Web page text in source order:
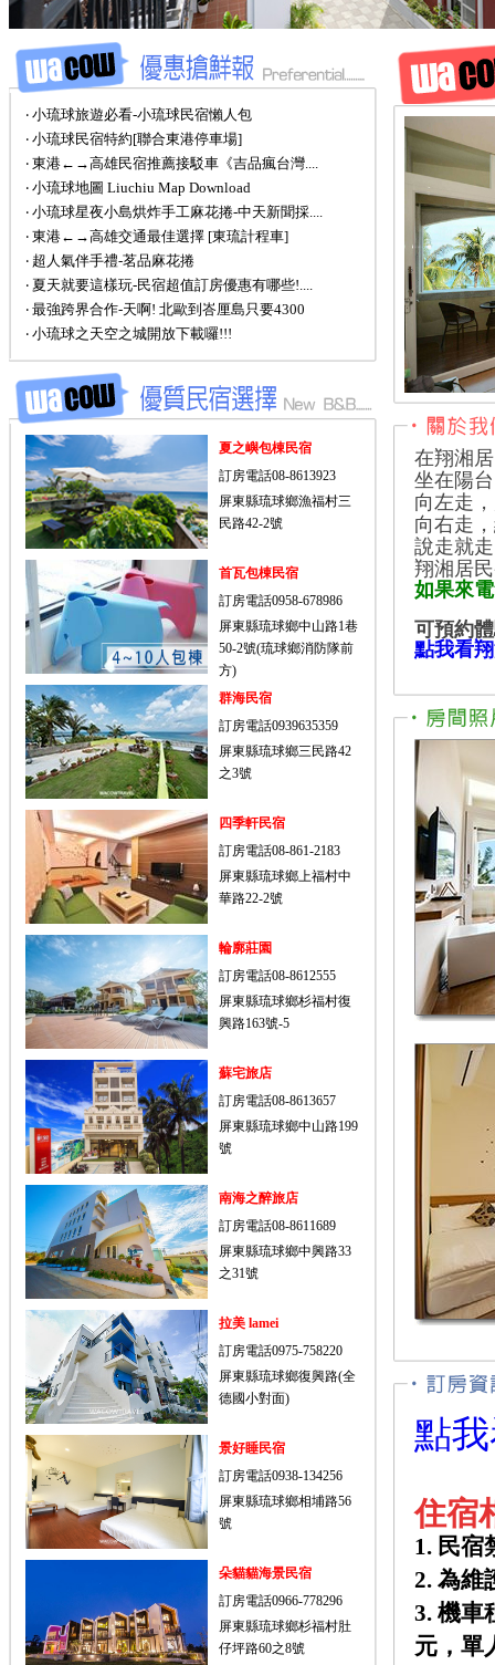
‧ 小琉球旅遊必看-小琉球民宿懶人包
‧ 小琉球民宿特約[聯合東港停車場]
‧ 東港←→高雄民宿推薦接駁車《吉品瘋台灣....
‧ 小琉球地圖 Liuchiu Map Download
‧ 小琉球星夜小島烘炸手工麻花捲-中天新聞採....
‧ 東港←→高雄交通最佳選擇 [東琉計程車]
‧ 超人氣伴手禮-茗品麻花捲
‧ 夏天就要這樣玩-民宿超值訂房優惠有哪些!....
‧ 最強跨界合作-天啊! 北歐到峇厘島只要4300
‧ 小琉球之天空之城開放下載囉!!!
夏之嶼包棟民宿
訂房電話08-8613923
屏東縣琉球鄉漁福村三
民路42-2號
首瓦包棟民宿
訂房電話0958-678986
屏東縣琉球鄉中山路1巷
50-2號(琉球鄉消防隊前
方)
群海民宿
訂房電話0939635359
屏東縣琉球鄉三民路42
之3號
四季軒民宿
訂房電話08-861-2183
屏東縣琉球鄉上福村中
華路22-2號
輪廓莊園
訂房電話08-8612555
屏東縣琉球鄉杉福村復
興路163號-5
蘇宅旅店
訂房電話08-8613657
屏東縣琉球鄉中山路199
號
南海之醉旅店
訂房電話08-8611689
屏東縣琉球鄉中興路33
之31號
拉美 lamei
訂房電話0975-758220
屏東縣琉球鄉復興路(全
德國小對面)
景好睡民宿
訂房電話0938-134256
屏東縣琉球鄉相埔路56
號
朵貓貓海景民宿
訂房電話0966-778296
屏東縣琉球鄉杉福村肚
仔坪路60之8號
在翔湘
坐在陽台
向左走
向右走
說走就走
翔湘居
如果來
可預約
點我看
點
住宿
1. 民宿
2. 為維
3. 機車
元，單